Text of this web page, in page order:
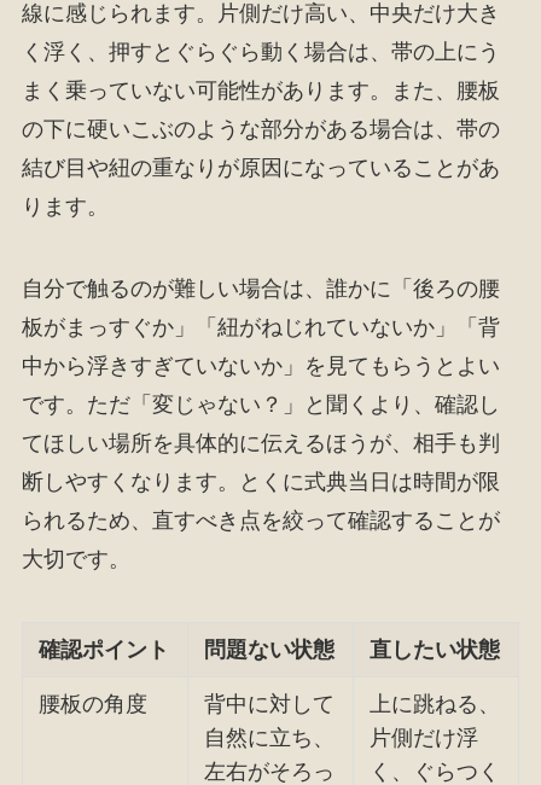
線に感じられます。片側だけ高い、中央だけ大き
く浮く、押すとぐらぐら動く場合は、帯の上にう
まく乗っていない可能性があります。また、腰板
の下に硬いこぶのような部分がある場合は、帯の
結び目や紐の重なりが原因になっていることがあ
ります。
自分で触るのが難しい場合は、誰かに「後ろの腰
板がまっすぐか」「紐がねじれていないか」「背
中から浮きすぎていないか」を見てもらうとよい
です。ただ「変じゃない？」と聞くより、確認し
てほしい場所を具体的に伝えるほうが、相手も判
断しやすくなります。とくに式典当日は時間が限
られるため、直すべき点を絞って確認することが
大切です。
確認ポイント 問題ない状態 直したい状態
腰板の角度
背中に対して
自然に立ち、
左右がそろっ
上に跳ねる、
片側だけ浮
く、ぐらつく